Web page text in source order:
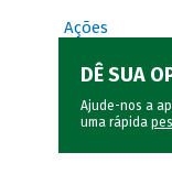
Ações
DÊ SUA
Ajude-nos a
uma rápida